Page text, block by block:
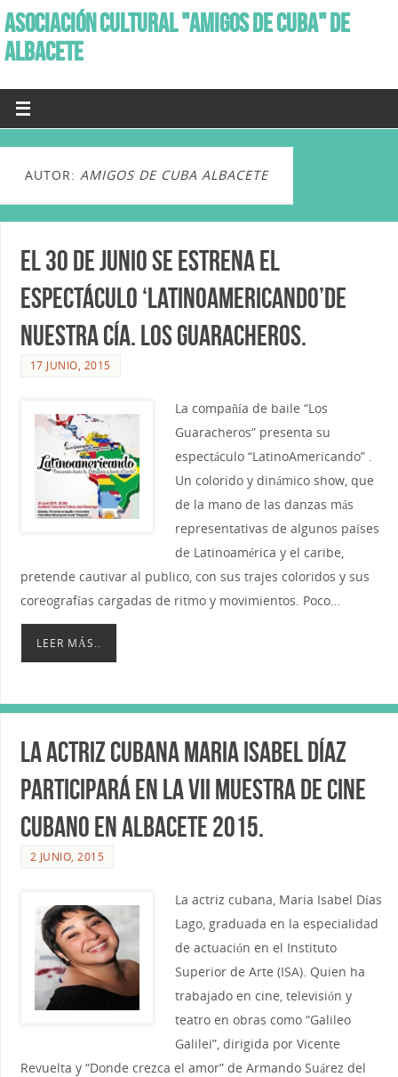
ASOCIACIÓN CULTURAL "AMIGOS DE CUBA" DE
ALBACETE
AUTOR: AMIGOS DE CUBA ALBACETE
El 30 de junio se estrena el
espectáculo ‘Latinoamericando’de
nuestra Cía. Los Guaracheros.
17 JUNIO, 2015
La compañía de baile “Los
Guaracheros” presenta su
espectáculo “LatinoAmericando” .
Un colorido y dinámico show, que
de la mano de las danzas más
representativas de algunos países
de Latinoamérica y el caribe,
pretende cautivar al publico, con sus trajes coloridos y sus
coreografías cargadas de ritmo y movimientos. Poco…
LEER MÁS..
La actriz cubana Maria Isabel Díaz
participará en la VII Muestra de Cine
Cubano en Albacete 2015.
2 JUNIO, 2015
La actriz cubana, Maria Isabel Días
Lago, graduada en la especialidad
de actuación en el Instituto
Superior de Arte (ISA). Quien ha
trabajado en cine, televisión y
teatro en obras como “Galileo
Galilei”, dirigida por Vicente
Revuelta y “Donde crezca el amor” de Armando Suárez del